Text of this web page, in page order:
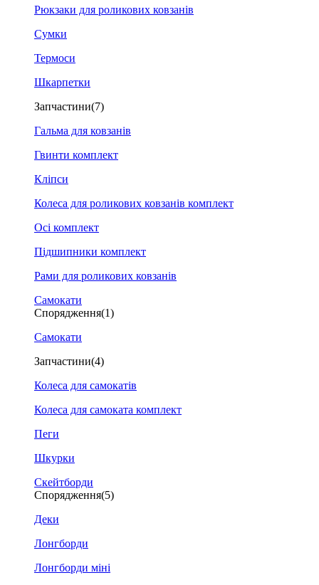
Рюкзаки для роликових ковзанів
Сумки
Термоси
Шкарпетки
Запчастини(7)
Гальма для ковзанів
Гвинти комплект
Кліпси
Колеса для роликових ковзанів комплект
Осі комплект
Підшипники комплект
Рами для роликових ковзанів
Самокати
Спорядження(1)
Самокати
Запчастини(4)
Колеса для самокатів
Колеса для самоката комплект
Пеги
Шкурки
Скейтборди
Спорядження(5)
Деки
Лонгборди
Лонгборди міні